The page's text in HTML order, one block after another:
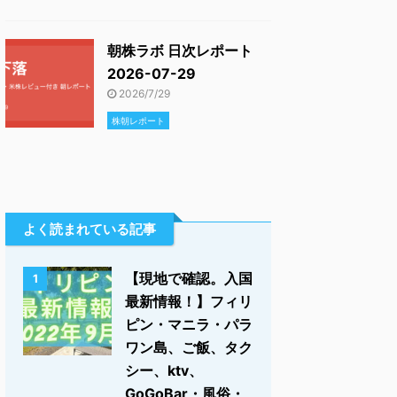
朝株ラボ 日次レポート
2026-07-29
2026/7/29
株朝レポート
よく読まれている記事
1
【現地で確認。入国
最新情報！】フィリ
ピン・マニラ・パラ
ワン島、ご飯、タク
シー、ktv、
GoGoBar・風俗・